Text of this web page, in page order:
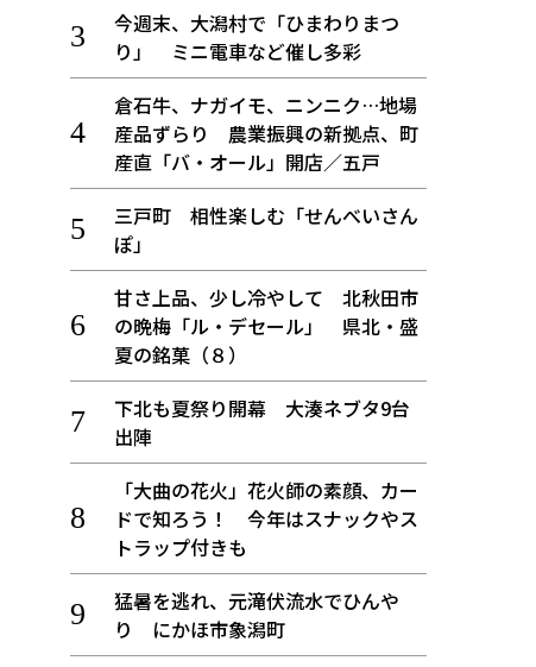
今週末、大潟村で「ひまわりまつ
り」 ミニ電車など催し多彩
倉石牛、ナガイモ、ニンニク…地場
産品ずらり 農業振興の新拠点、町
産直「バ・オール」開店／五戸
三戸町 相性楽しむ「せんべいさん
ぽ」
甘さ上品、少し冷やして 北秋田市
の晩梅「ル・デセール」 県北・盛
夏の銘菓（８）
下北も夏祭り開幕 大湊ネブタ9台
出陣
「大曲の花火」花火師の素顔、カー
ドで知ろう！ 今年はスナックやス
トラップ付きも
猛暑を逃れ、元滝伏流水でひんや
り にかほ市象潟町